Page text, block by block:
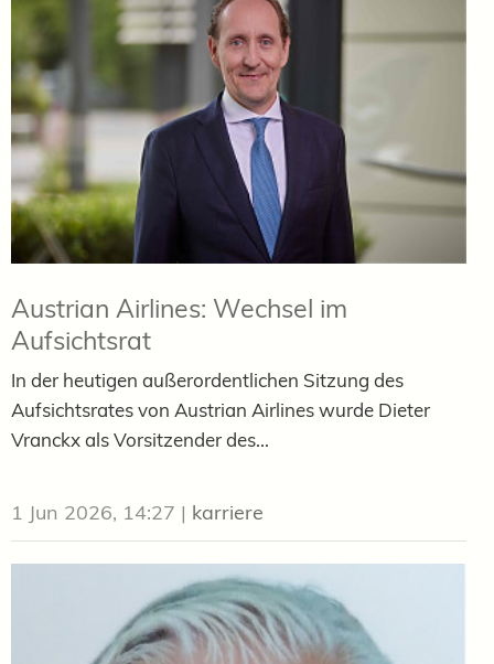
Austrian Airlines: Wechsel im
Aufsichtsrat
In der heutigen außerordentlichen Sitzung des
Aufsichtsrates von Austrian Airlines wurde Dieter
Vranckx als Vorsitzender des...
1 Jun 2026, 14:27 | karriere